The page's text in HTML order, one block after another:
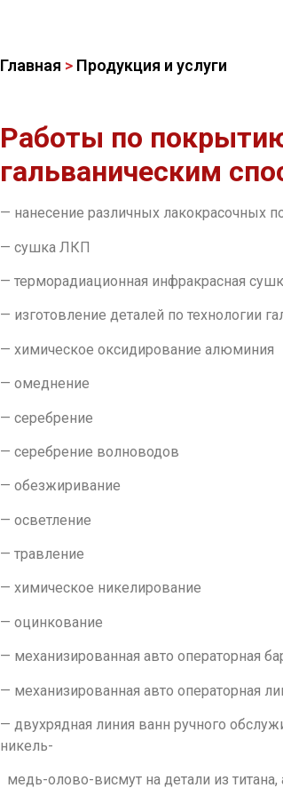
Главная > Продукция и услуги
Работы по
гальваническим
— нанесение различных лакокрасочных
— сушка ЛКП
— терморадиационная инфракрасная
— изготовление деталей по технологии
— химическое оксидирование алюминия
— омеднение
— серебрение
— серебрение волноводов
— обезжиривание
— осветление
— травление
— химическое никелирование
— оцинкование
— механизированная авто операторная
— механизированная авто операторная
— двухрядная линия ванн ручного
никель-
медь-олово-висмут на детали из